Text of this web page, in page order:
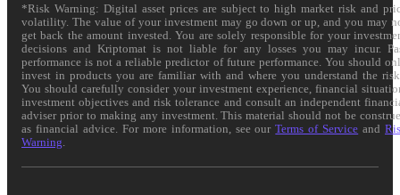
*Risk Warning: Digital asset prices are subject to high market risk and
volatility. The value of your investment may go down or up, and you may
get back the amount invested. You are solely responsible for your
decisions and Kriptomat is not liable for any losses you may incur.
performance is not a reliable predictor of future performance. You should
invest in products you are familiar with and where you understand the
You should carefully consider your investment experience, financial
investment objectives and risk tolerance and consult an independent
adviser prior to making any investment. This material should not be
as financial advice. For more information, see ourTerms of Service and
Warning